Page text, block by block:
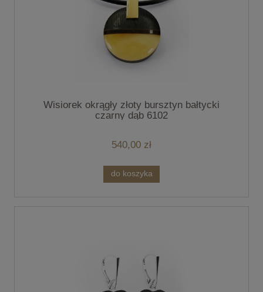
Wisiorek okrągły złoty bursztyn bałtycki
czarny dąb 6102
540,00 zł
do koszyka